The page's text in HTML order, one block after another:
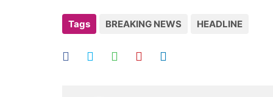
Tags BREAKING NEWS HEADLINE